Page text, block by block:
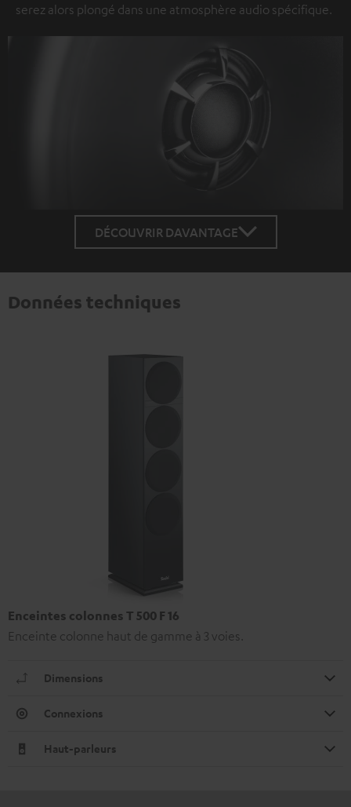
serez alors plongé dans une atmosphère audio spécifique.
DÉCOUVRIR DAVANTAGE
Données techniques
Enceintes colonnes T 500 F 16
Enceinte colonne haut de gamme à 3 voies.
Dimensions
Connexions
Haut-parleurs